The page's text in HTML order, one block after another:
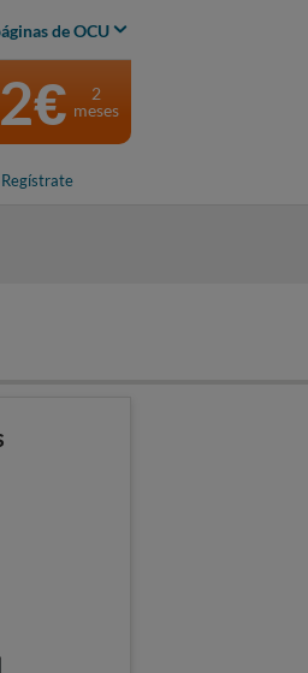
de OCU
Regístrate
2€
2
meses